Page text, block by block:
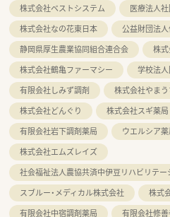
株式会社ベストシステム
医療法人
株式会社なの花東日本
公益財団法
静岡県厚生農業協同組合連合会
株
株式会社鶴亀ファーマシー
学校法
有限会社しみず調剤
株式会社やま
株式会社どんぐり
株式会社スギ薬局
有限会社岩下調剤薬局
ウエルシア
株式会社エムズレイズ
社会福祉法人農協共済中伊豆リハビリテー
スブルー・メディカル株式会社
株式
有限会社中宿調剤薬局
有限会社修